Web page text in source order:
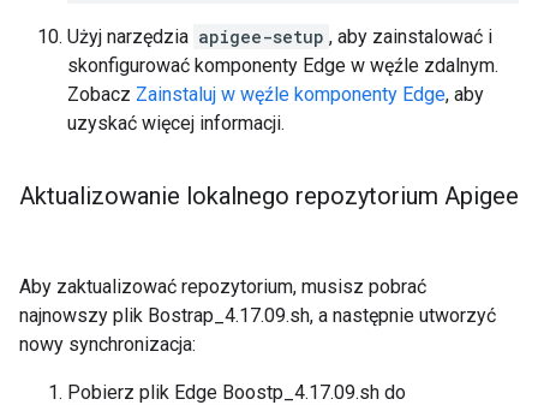
Użyj narzędzia apigee-setup , aby zainstalować i
skonfigurować komponenty Edge w węźle zdalnym.
Zobacz Zainstaluj w węźle komponenty Edge, aby
uzyskać więcej informacji.
Aktualizowanie lokalnego repozytorium Apigee
Aby zaktualizować repozytorium, musisz pobrać
najnowszy plik Bostrap_4.17.09.sh, a następnie utworzyć
nowy synchronizacja:
Pobierz plik Edge Boostp_4.17.09.sh do